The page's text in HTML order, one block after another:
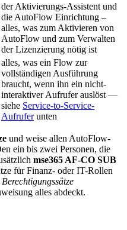
der Aktivierungs-Assistent und
die AutoFlow Einrichtung –
alles, was zum Aktivieren von
AutoFlow und zum Verwalten
der Lizenzierung nötig ist
alles, was ein Flow zur
vollständigen Ausführung
braucht, wenn ihn ein nicht-
interaktiver Aufrufer auslöst —
siehe Service-to-Service-
Aufruferunten
und weise allen AutoFlow-
ein bis zwei Personen, die
mse365 AF-CO SUB
für Finanz- oder IT-Rollen
alles abdeckt.